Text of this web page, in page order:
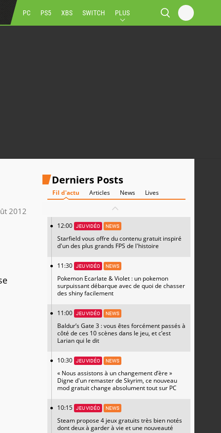
PC PS5 XBS SWITCH PLUS
2012
Derniers Posts
Fil d'actu Articles News Lives
12:00 JEU VIDÉO NEWS
Starfield vous offre du contenu gratuit inspiré
d'un des plus grands FPS de l'histoire
11:30 JEU VIDÉO NEWS
Pokemon Ecarlate & Violet : un pokemon
surpuissant débarque avec de quoi de chasser
des shiny facilement
11:00 JEU VIDÉO NEWS
Baldur’s Gate 3 : vous êtes forcément passés à
côté de ces 10 scènes dans le jeu, et c’est
Larian qui le dit
10:30 JEU VIDÉO NEWS
« Nous assistons à un changement d’ère »
Digne d'un remaster de Skyrim, ce nouveau
mod gratuit change absolument tout sur PC
10:15 JEU VIDÉO NEWS
Steam propose 4 jeux gratuits très bien notés
dont deux à garder à vie et une nouveauté